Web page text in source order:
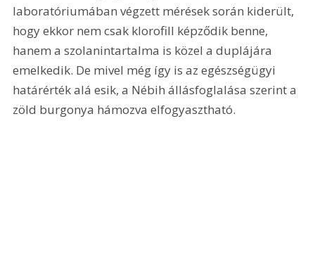
laboratóriumában végzett mérések során kiderült,
hogy ekkor nem csak klorofill képződik benne,
hanem a szolanintartalma is közel a duplájára
emelkedik. De mivel még így is az egészségügyi
határérték alá esik, a Nébih állásfoglalása szerint a
zöld burgonya hámozva elfogyasztható.